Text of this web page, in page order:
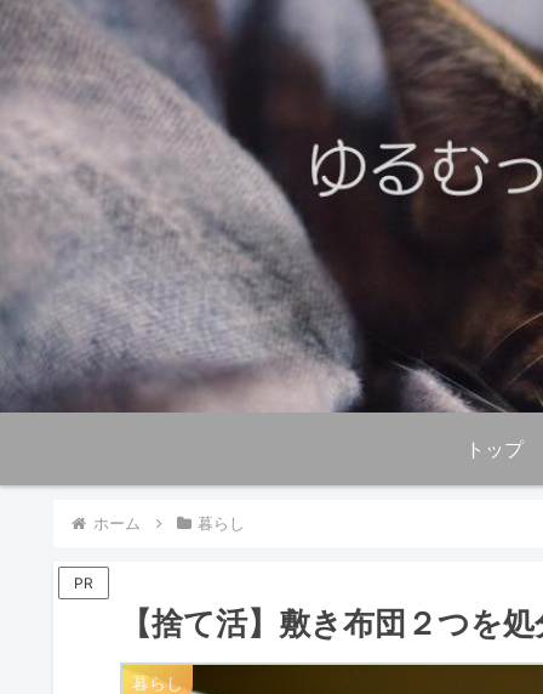
トップ
ホーム 暮らし
PR
【捨て活】敷き布団２つを処
暮らし